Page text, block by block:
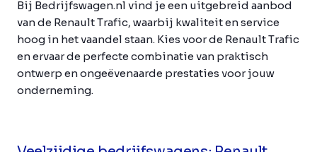
Bij Bedrijfswagen.nl vind je een uitgebreid aanbod
van de Renault Trafic, waarbij kwaliteit en service
hoog in het vaandel staan. Kies voor de Renault Trafic
en ervaar de perfecte combinatie van praktisch
ontwerp en ongeëvenaarde prestaties voor jouw
onderneming.